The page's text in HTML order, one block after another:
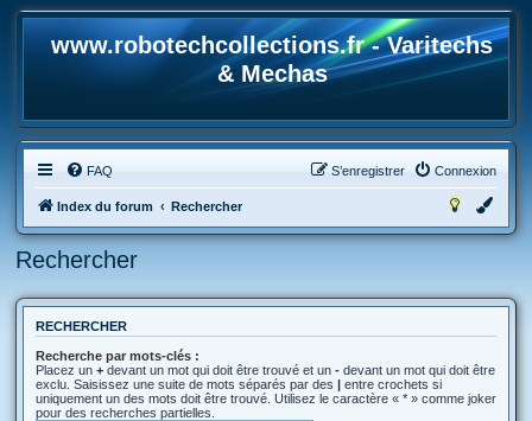
www.robotechcollections.fr - Varitechs
& Mechas
FAQ Connexion
S’enregistrer
Index du forum Rechercher
Rechercher
RECHERCHER
Recherche par mots-clés :
Placez un + devant un mot qui doit être trouvé et un - devant un mot qui doit être
exclu. Saisissez une suite de mots séparés par des | entre crochets si
uniquement un des mots doit être trouvé. Utilisez le caractère « * » comme joker
pour des recherches partielles.